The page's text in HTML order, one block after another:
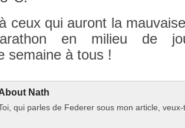
ceux qui auront la
en milieu de
semaine à tous !
Nath
qui par­les de Feder­er sous mon ar­ticle,